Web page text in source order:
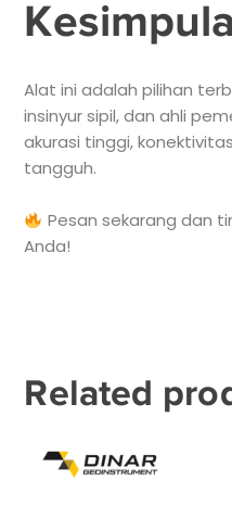
Alat ini adalah pilihan
insinyur sipil, dan ahli
akurasi tinggi,
tangguh.
Pesan sekarang dan
Anda!
Related